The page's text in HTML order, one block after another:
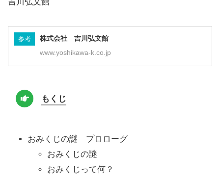
参考 株式会社 吉川弘文館
www.yoshikawa-k.co.jp
もくじ
おみくじの謎 プロローグ
おみくじの謎
おみくじって何？